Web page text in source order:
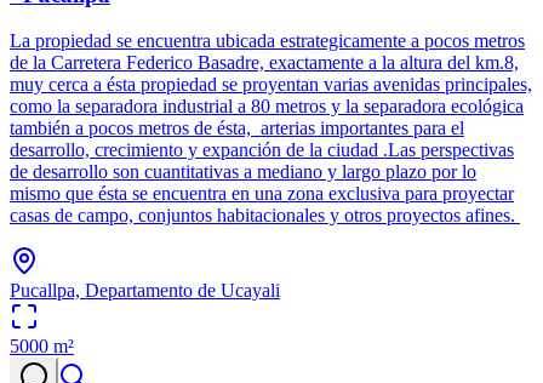
La propiedad se encuentra ubicada estrategicamente a pocos metros
de la Carretera Federico Basadre, exactamente a la altura del km.8,
muy cerca a ésta propiedad se proyentan varias avenidas principales,
como la separadora industrial a 80 metros y la separadora ecológica
también a pocos metros de ésta, arterias importantes para el
desarrollo, crecimiento y expanción de la ciudad .Las perspectivas
de desarrollo son cuantitativas a mediano y largo plazo por lo
mismo que ésta se encuentra en una zona exclusiva para proyectar
casas de campo, conjuntos habitacionales y otros proyectos afines.
Pucallpa, Departamento de Ucayali
5000 m²